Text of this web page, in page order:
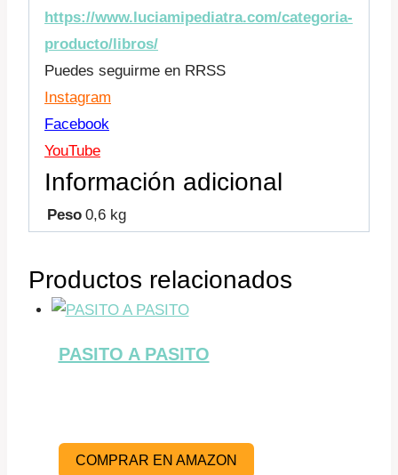
https://www.luciamipediatra.com/categoria-
producto/libros/
Puedes seguirme en RRSS
Instagram
Facebook
YouTube
Información adicional
Peso 0,6 kg
Productos relacionados
PASITO A PASITO
COMPRAR EN AMAZON